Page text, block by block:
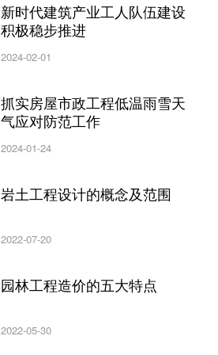
新时代建筑产业工人队伍建设
积极稳步推进
2024-02-01
抓实房屋市政工程低温雨雪天
气应对防范工作
2024-01-24
岩土工程设计的概念及范围
2022-07-20
园林工程造价的五大特点
2022-05-30